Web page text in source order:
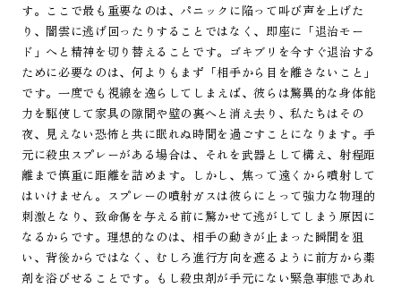
す。ここで最も重要なのは、パニックに陥って叫び声を上げた
り、闇雲に逃げ回ったりすることではなく、即座に「退治モー
ド」へと精神を切り替えることです。ゴキブリを今すぐ退治する
ために必要なのは、何よりもまず「相手から目を離さないこと」
です。一度でも視線を逸らしてしまえば、彼らは驚異的な身体能
力を駆使して家具の隙間や壁の裏へと消え去り、私たちはその
夜、見えない恐怖と共に眠れぬ時間を過ごすことになります。手
元に殺虫スプレーがある場合は、それを武器として構え、射程距
離まで慎重に距離を詰めます。しかし、焦って遠くから噴射して
はいけません。スプレーの噴射ガスは彼らにとって強力な物理的
刺激となり、致命傷を与える前に驚かせて逃がしてしまう原因に
なるからです。理想的なのは、相手の動きが止まった瞬間を狙
い、背後からではなく、むしろ進行方向を遮るように前方から薬
剤を浴びせることです。もし殺虫剤が手元にない緊急事態であれ